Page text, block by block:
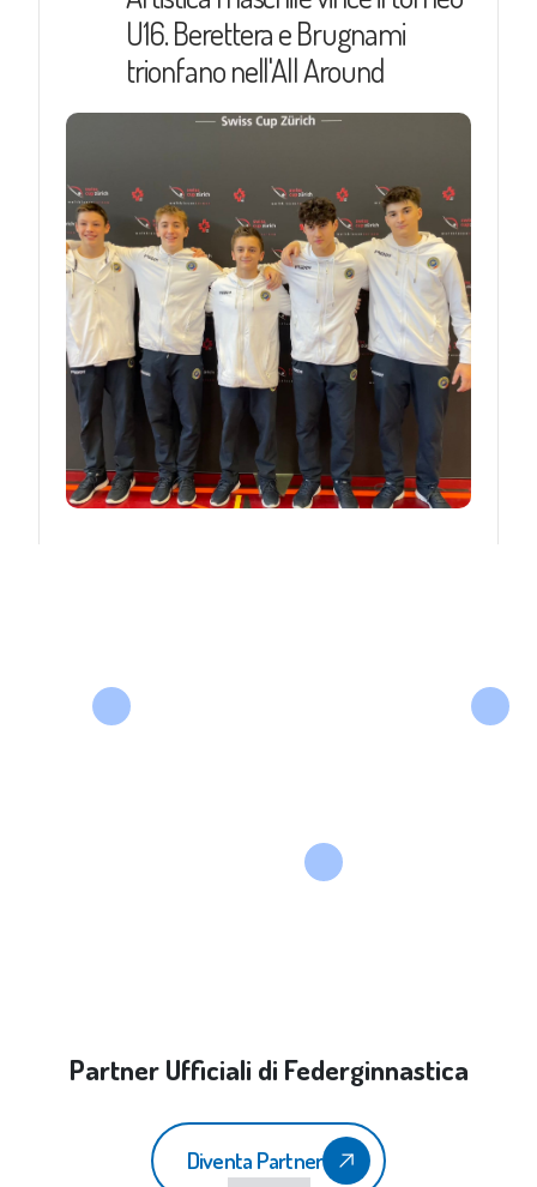
U16. Berettera e Brugnami
trionfano nell'All Around
Partner Ufficiali di Federginnastica
Diventa Partner